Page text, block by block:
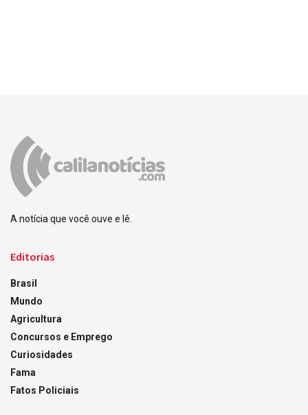
A notícia que você ouve e lê.
Editorias
Brasil
Mundo
Agricultura
Concursos e Emprego
Curiosidades
Fama
Fatos Policiais